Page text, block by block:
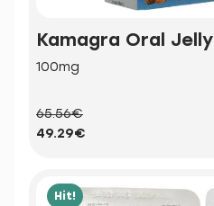
Kamagra Oral Jelly
100mg
65.56€
49.29€
Hit!